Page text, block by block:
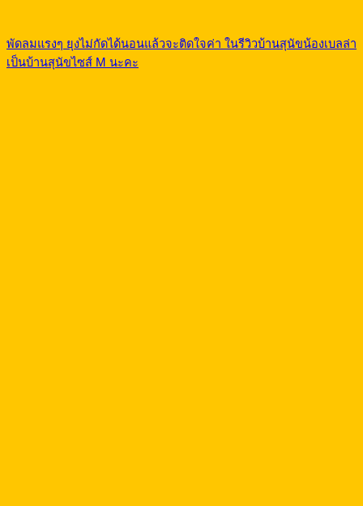
พัดลมแรงๆ ยุงไม่กัดได้นอนแล้วจะติดใจค่า ในรีวิวบ้านสุนัขน้องเบลล่า
เป็นบ้านสุนัขไซส์ M นะคะ